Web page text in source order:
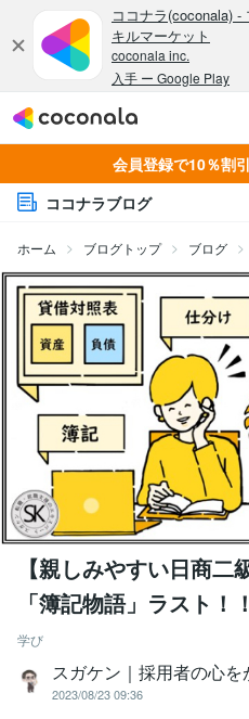
会員登録で10％割
ココナラブログ
ホーム ブログトップ ブログ
【親しみやすい日商
「簿記物語」ラスト！！
学び
スガケン｜採用者の心
2023/08/23 09:36